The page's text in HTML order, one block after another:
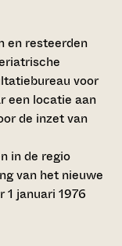
en resteerden
voor
een locatie aan
de inzet van
in de regio
van het nieuwe
1 januari 1976